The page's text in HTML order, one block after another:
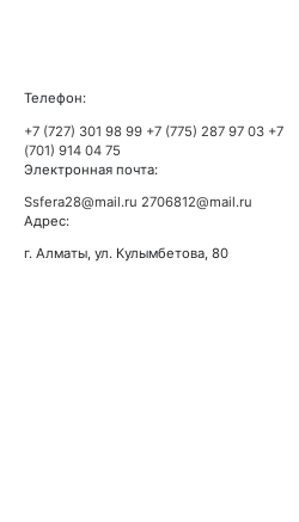
Телефон:
+7 (727) 301 98 99 +7 (775) 287 97 03 +7
(701) 914 04 75
Электронная почта:
Ssfera28@mail.ru2706812@mail.ru
Адрес:
г. Алматы, ул. Кулымбетова, 80